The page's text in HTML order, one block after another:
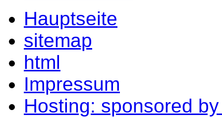
Hauptseite
sitemap
html
Impressum
Hosting: sponsored